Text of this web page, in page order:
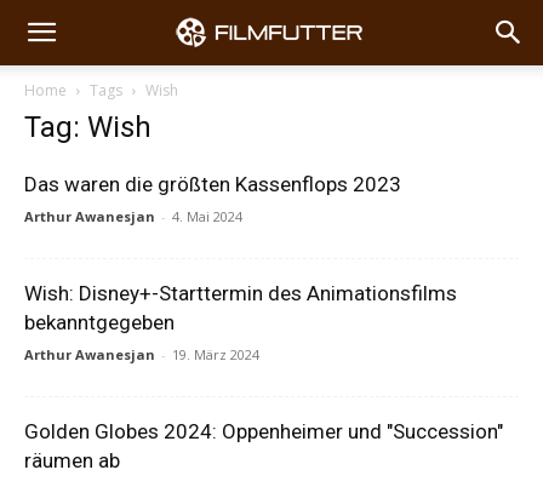
Home Tags Wish
Tag: Wish
Das waren die größten Kassenflops 2023
Arthur Awanesjan - 4. Mai 2024
Wish: Disney+-Starttermin des Animationsfilms
bekanntgegeben
Arthur Awanesjan - 19. März 2024
Golden Globes 2024: Oppenheimer und "Succession"
räumen ab